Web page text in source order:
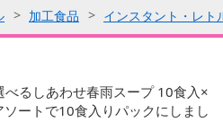
加工食品 インスタント・レト
るしあわせ春雨スープ 10食入×
ートで10食入りパックにしまし